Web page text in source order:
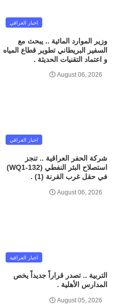
اخبار العراقي
وزير الموارد المائية .. يبحث مع
السفير البريطاني تطوير قطاع المياه
و اعتماد التقنيات الحديثة .
August 06, 2026
اخبار العراقي
شركة الحفر العراقية .. تنجز
استصلاح البئر النفطي (WQ1-132)
في حقل غرب القرنة (1) .
August 06, 2026
اخبار العراقية
التربية .. تصدر قراراً جديداً يخص
المدارس الأهلية .
August 05, 2026